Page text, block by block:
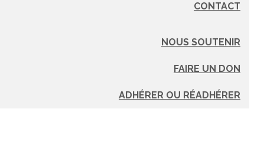
CONTACT
NOUS SOUTENIR
FAIRE UN DON
ADHÉRER OU RÉADHÉRER